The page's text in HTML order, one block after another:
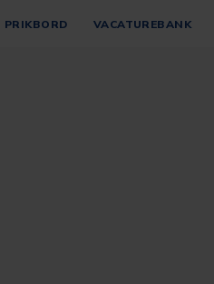
PRIKBORD VACATUREBANK